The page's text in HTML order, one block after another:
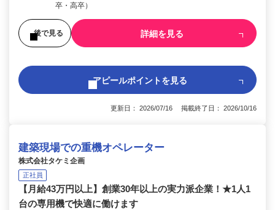
卒・高卒）
後で見る 詳細を見る
アピールポイントを見る
更新日： 2026/07/16 掲載終了日： 2026/10/16
建築現場での重機オペレーター
株式会社タケミ企画
正社員
【月給43万円以上】創業30年以上の実力派企業！★1人1
台の専用機で快適に働けます